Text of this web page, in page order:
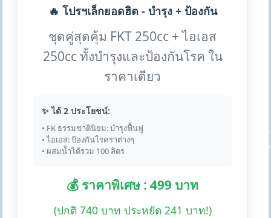
🔥 โปรฯเล็กยอดฮิต - บำรุง + ป้องกัน
ชุดคู่สุดคุ้ม FKT 250cc + ไอเอส
250cc ทั้งบำรุงและป้องกันโรค ใน
ราคาเดียว
✨ ได้ 2 ประโยชน์:
• FK ธรรมชาตินิยม: บำรุงฟื้นฟู
• ไอเอส: ป้องกันโรคราต่างๆ
• ผสมน้ำได้รวม 100 ลิตร
💰 ราคาพิเศษ : 499 บาท
(ปกติ 740 บาท ประหยัด 241 บาท!)